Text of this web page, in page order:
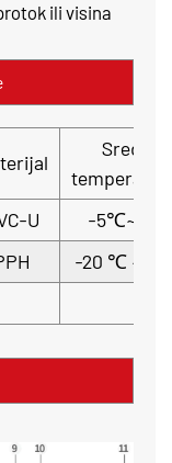
ili visina
Srednja
U
-5℃~
-20 ℃ ~